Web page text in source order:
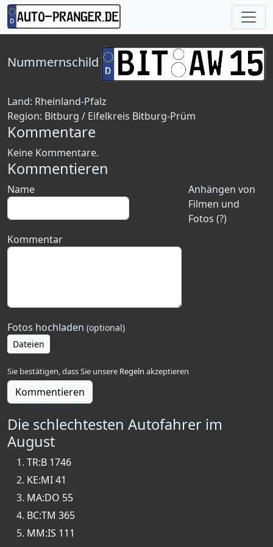
Nummernschild
Land: Rheinland-Pfalz
Region: Bitburg / Eifelkreis Bitburg-Prüm
Kommentare
Keine Kommentare.
Kommentieren
Anhängen von
Filmen und
Fotos (?)
Name
Kommentar
Fotos hochladen (optional)
Dateien
Sie bestätigen, dass Sie unsere Regeln akzeptieren
Kommentieren
Die schlechtesten Autofahrer im
August
TR:B 1746
KE:MI 41
MA:DO 55
BC:TM 365
MM:IS 111